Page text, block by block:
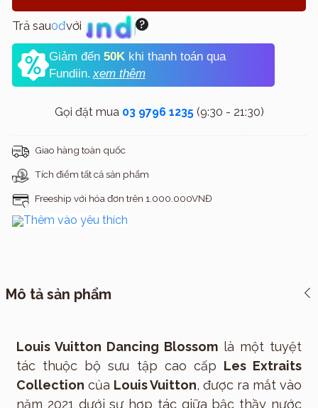
Trả sau0đvới
Giảm đến 50K khi thanh toán qua
Fundiin. xem thêm
Gọi đặt mua 03 9796 1235(9:30 - 21:30)
Giao hàng toàn quốc
Tích điểm tất cả sản phẩm
Freeship với hóa đơn trên 1.000.000VNĐ
Thêm vào yêu thích
Mô tả sản phẩm
Louis Vuitton Dancing Blossom là một tuyệt
tác thuộc bộ sưu tập cao cấp Les Extraits
Collection của Louis Vuitton, được ra mắt vào
năm 2021 dưới sự hợp tác giữa bậc thầy nước